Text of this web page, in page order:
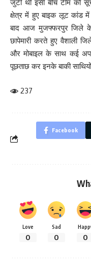
जुटी थी इसी बीच टीम को
क्षेत्र में हुए बाइक लूट कांड
बाद आज मुजफ्फरपुर जिले के
छापेमारी करते हुए वैशाली
और मोबाइल के साथ कई
पूछताछ कर इनके बाकी
237
Facebook
Love
0
Sad
0 0